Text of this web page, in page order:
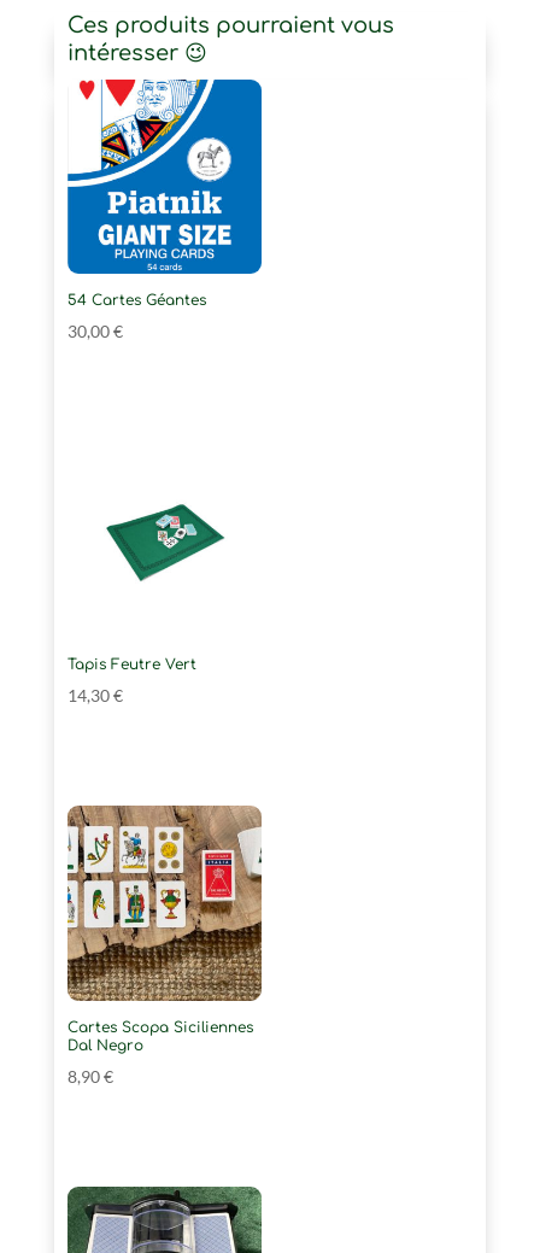
Ces produits pourraient vous
intéresser 😉
54 Cartes Géantes
30,00€
Tapis Feutre Vert
14,30€
Cartes Scopa Siciliennes
Dal Negro
8,90€